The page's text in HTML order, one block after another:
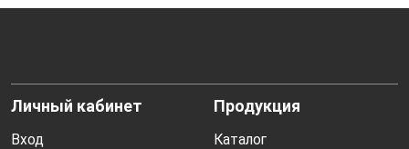
Личный кабинет
Вход
Продукция
Каталог